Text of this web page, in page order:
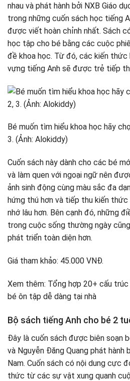
nhau và phát hành bởi NXB Giáo
trong những cuốn sách học tiếng
được viết hoàn chỉnh nhất. Sách
học tập cho bé bằng các cuộc
đề khoa học. Từ đó, các kiến
vựng tiếng Anh sẽ được trẻ tiếp
Bé muốn tìm hiểu khoa học hãy
3. (Ảnh: Alokiddy)
Cuốn sách này dành cho các bé
và làm quen với ngoại ngữ nên
ảnh sinh động cùng màu sắc đa
hứng thú hơn và tiếp thu kiến
nhớ lâu hơn. Bên cạnh đó, những
trong cuộc sống thường ngày
phát triển toàn diện hơn.
Giá tham khảo: 45.000 VNĐ.
Xem thêm: Tổng hợp 20+ cấu
bé ôn tập dễ dàng tại nhà
Bộ sách tiếng Anh cho bé 2
Đây là cuốn sách được biên soạn
và Nguyễn Đăng Quang phát hành
Nam. Cuốn sách có nội dung cực
thức từ các sự vật xung quanh